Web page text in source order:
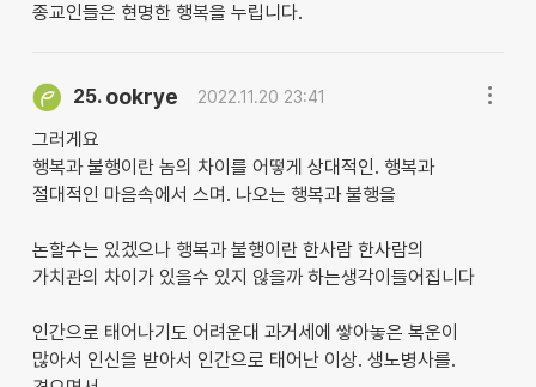
종교인들은 현명한 행복을 누립니다.
25. ookrye 2022.11.20 23:41
그러게요
행복과 불행이란 놈의 차이를 어떻게 상대적인. 행복과
절대적인 마음속에서 스며. 나오는 행복과 불행을
논할수는 있겠으나 행복과 불행이란 한사람 한사람의
가치관의 차이가 있을수 있지 않을까 하는생각이들어집니다
인간으로 태어나기도 어려운대 과거세에 쌓아놓은 복운이
많아서 인신을 받아서 인간으로 태어난 이상. 생노병사를.